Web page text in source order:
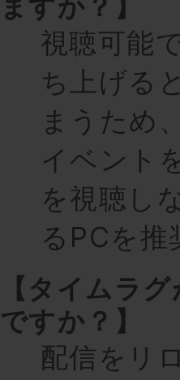
ますか？】
視聴可能
ち上げる
まうため、
イベント
を視聴し
るPCを
【タイムラ
ですか？】
配信をリ